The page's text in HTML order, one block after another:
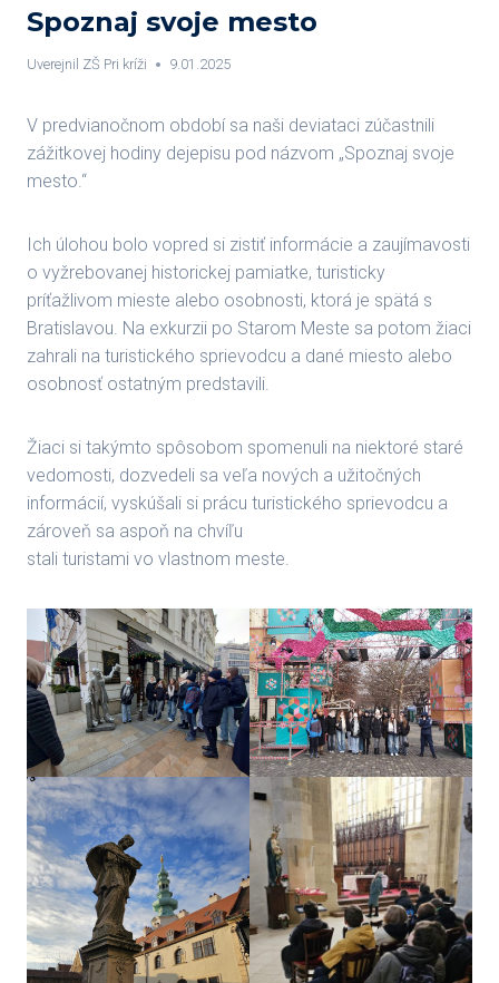
Spoznaj svoje mesto
Uverejnil ZŠ Pri kríži 9.01.2025
V predvianočnom období sa naši deviataci zúčastnili
zážitkovej hodiny dejepisu pod názvom „Spoznaj svoje
mesto.“
Ich úlohou bolo vopred si zistiť informácie a zaujímavosti
o vyžrebovanej historickej pamiatke, turisticky
príťažlivom mieste alebo osobnosti, ktorá je spätá s
Bratislavou. Na exkurzii po Starom Meste sa potom žiaci
zahrali na turistického sprievodcu a dané miesto alebo
osobnosť ostatným predstavili.
Žiaci si takýmto spôsobom spomenuli na niektoré staré
vedomosti, dozvedeli sa veľa nových a užitočných
informácií, vyskúšali si prácu turistického sprievodcu a
zároveň sa aspoň na chvíľu
stali turistami vo vlastnom meste.